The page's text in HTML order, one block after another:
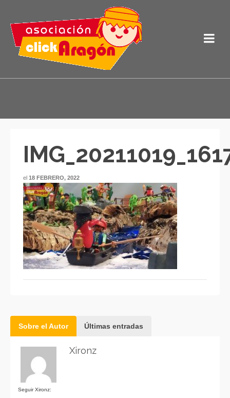
el 18 FEBRERO, 2022
Sobre el Autor Últimas entradas
Seguir Xironz:
Xironz